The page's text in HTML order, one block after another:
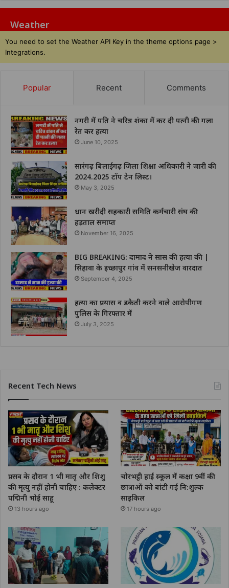
Weather
You need to set the Weather API Key in the theme options page >
Integrations.
Popular Recent Comments
नगरी में पति ने चरित्र शंका में कर दी पत्नी की गला
रेत कर हत्या
June 10, 2025
सारंगढ़ बिलाईगढ़ जिला शिक्षा अधिकारी ने जारी की
2024.2025 टॉप टेन लिस्ट।
May 3, 2025
धान खरीदी सहकारी समिति कर्मचारी संघ की
हड़ताल समाप्त
November 16, 2025
BIG BREAKING: दामाद ने सास की हत्या की |
सिहावा के इच्छापुर गांव में सनसनीखेज वारदात
September 4, 2025
हत्या का प्रयास व डकैती करने वाले आरोपीगण
पुलिस के गिरफ्तार में
July 3, 2025
Recent Tech News
प्रसव के दौरान 1 भी मातृ और शिशु
की मृत्यु नहीं होनी चाहिए : कलेक्टर
पद्मिनी भोई साहू
13 hours ago
चोरभट्ठी हाई स्कूल में कक्षा 9वीं की
छात्राओं को बांटी गई नि:शुल्क
साइकिल
17 hours ago